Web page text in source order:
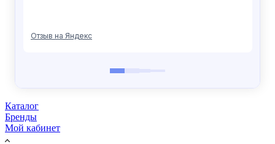
Каталог
Бренды
Мой кабинет